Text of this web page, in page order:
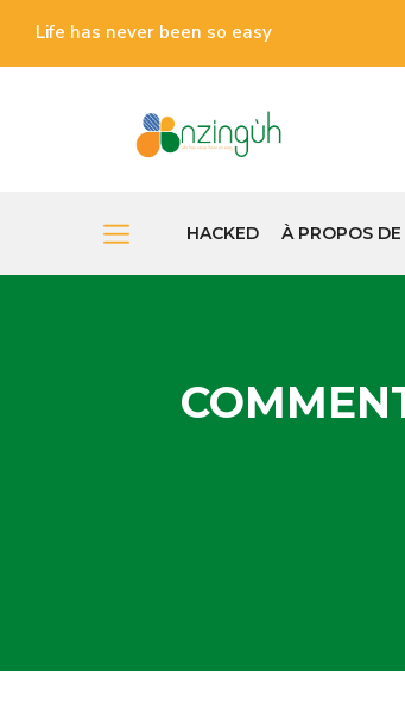
Life has never been so easy
HACKED À PROPOS